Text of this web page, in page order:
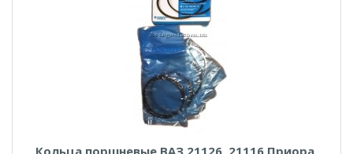
Кольца поршневые ВАЗ 21126, 21116 Приора,